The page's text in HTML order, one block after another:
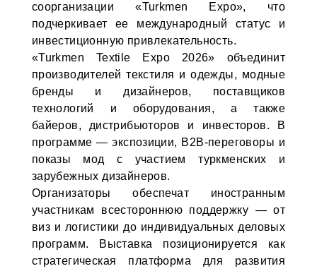
соорганизации «Turkmen Expo», что
подчеркивает ее международный статус и
инвестиционную привлекательность.
«Turkmen Textile Expo 2026» объединит
производителей текстиля и одежды, модные
бренды и дизайнеров, поставщиков
технологий и оборудования, а также
байеров, дистрибьюторов и инвесторов. В
программе — экспозиции, B2B-переговоры и
показы мод с участием туркменских и
зарубежных дизайнеров.
Организаторы обеспечат иностранным
участникам всестороннюю поддержку — от
виз и логистики до индивидуальных деловых
программ. Выставка позиционируется как
стратегическая платформа для развития